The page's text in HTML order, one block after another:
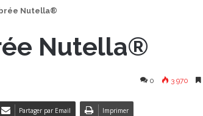
Nutella®
Nutella®
0 3 970
Partager par Email Imprimer